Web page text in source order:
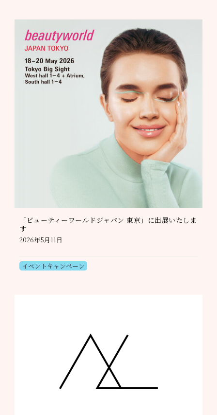
「ビューティーワールドジャパン 東京」に出展いたしま
す
2026年5月11日
イベントキャンペーン